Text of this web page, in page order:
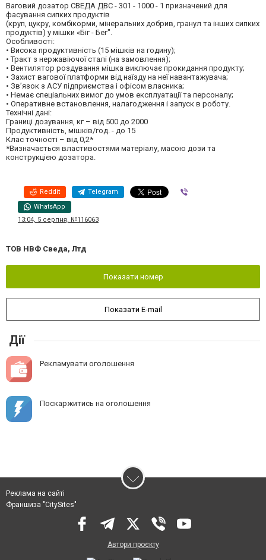
Ваговий дозатор СВЕДА ДВС - 301 - 1000 - 1 призначений для
фасування сипких продуктів
(круп, цукру, комбікорми, мінеральних добрив, гранул та інших сипких
продуктів) у мішки «Біг - Бег".
Особливості:
• Висока продуктивність (15 мішків на годину);
• Тракт з нержавіючої сталі (на замовлення);
• Вентилятор роздування мішка виключає прокидання продукту;
• Захист вагової платформи від наїзду на неї навантажувача;
• Зв’язок з АСУ підприємства і офісом власника;
• Немає спеціальних вимог до умов експлуатації та персоналу;
• Оперативне встановлення, налагодження і запуск в роботу.
Технічні дані:
Границі дозування, кг – від 500 до 2000
Продуктивність, мішків/год. - до 15
Клас точності – від 0,2*
*Визначається властивостями матеріалу, масою дози та
конструкцією дозатора.
Reddit Telegram
WhatsApp
13:04, 5 серпня, №116063
ТОВ НВФ Сведа, Лтд
Показати номер
Показати E-mail
Дії
Рекламувати оголошення
Поскаржитись на оголошення
Реклама на сайті
Франшиза "CitySites"
Автори проєкту